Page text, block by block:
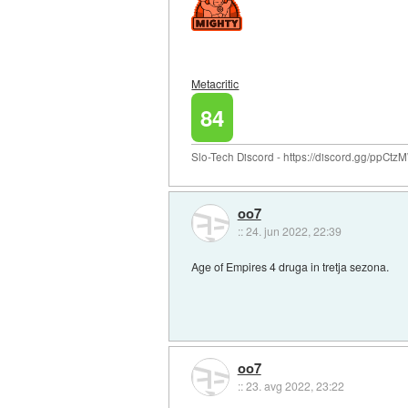
Metacritic
84
Slo-Tech Discord - https://discord.gg/
oo7
::24. jun 2022, 22:39
Age of Empires 4 druga in tretja sezona.
oo7
::23. avg 2022, 23:22